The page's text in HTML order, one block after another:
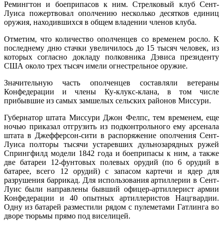
Ремингтон и боеприпасов к ним. Стрелковый клуб Сент-
Луиса пожертвовал ополчению несколько десятков единиц
оружия, находившихся в общем владении членов клуба.
Отметим, что количество ополченцев со временем росло. К
последнему дню стачки увеличилось до 15 тысяч человек, из
которых согласно докладу полковника Дэвиса президенту
США около трех тысяч имели огнестрельное оружие.
Значительную часть ополченцев составляли ветераны
Конфедерации и члены Ку-клукс-клана, в том числе
прибывшие из самых замшелых сельских районов Миссури.
Губернатор штата Миссури Джон Фелпс, тем временем, еще
ночью приказал отгрузить из подконтрольного ему арсенала
штата в Джефферсон-сити в распоряжение ополчения Сент-
Луиса полторы тысячи устаревших дульнозарядных ружей
Спрингфилд модели 1842 года и боеприпасы к ним, а также
две батареи 12-фунтовых полевых орудий (по 6 орудий в
батарее, всего 12 орудий) с запасом картечи и ядер для
разрушения баррикад. Для использования артиллерии в Сент-
Луис были направлены бывший офицер-артиллерист армии
Конфедерации и 40 опытных артиллеристов Нацгвардии.
Одну из батарей разместили рядом с пулеметами Гатлинга во
дворе тюрьмы прямо под виселицей.